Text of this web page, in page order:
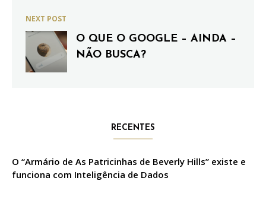
NEXT POST
O QUE O GOOGLE – AINDA –
NÃO BUSCA?
RECENTES
O “Armário de As Patricinhas de Beverly Hills” existe e
funciona com Inteligência de Dados